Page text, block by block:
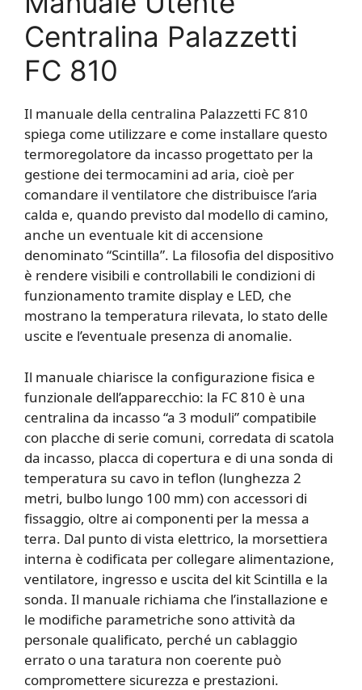
Centralina Palazzetti
FC 810
Il manuale della centralina Palazzetti FC 810
spiega come utilizzare e come installare questo
termoregolatore da incasso progettato per la
gestione dei termocamini ad aria, cioè per
comandare il ventilatore che distribuisce l’aria
calda e, quando previsto dal modello di camino,
anche un eventuale kit di accensione
denominato “Scintilla”. La filosofia del dispositivo
è rendere visibili e controllabili le condizioni di
funzionamento tramite display e LED, che
mostrano la temperatura rilevata, lo stato delle
uscite e l’eventuale presenza di anomalie.
Il manuale chiarisce la configurazione fisica e
funzionale dell’apparecchio: la FC 810 è una
centralina da incasso “a 3 moduli” compatibile
con placche di serie comuni, corredata di scatola
da incasso, placca di copertura e di una sonda di
temperatura su cavo in teflon (lunghezza 2
metri, bulbo lungo 100 mm) con accessori di
fissaggio, oltre ai componenti per la messa a
terra. Dal punto di vista elettrico, la morsettiera
interna è codificata per collegare alimentazione,
ventilatore, ingresso e uscita del kit Scintilla e la
sonda. Il manuale richiama che l’installazione e
le modifiche parametriche sono attività da
personale qualificato, perché un cablaggio
errato o una taratura non coerente può
compromettere sicurezza e prestazioni.